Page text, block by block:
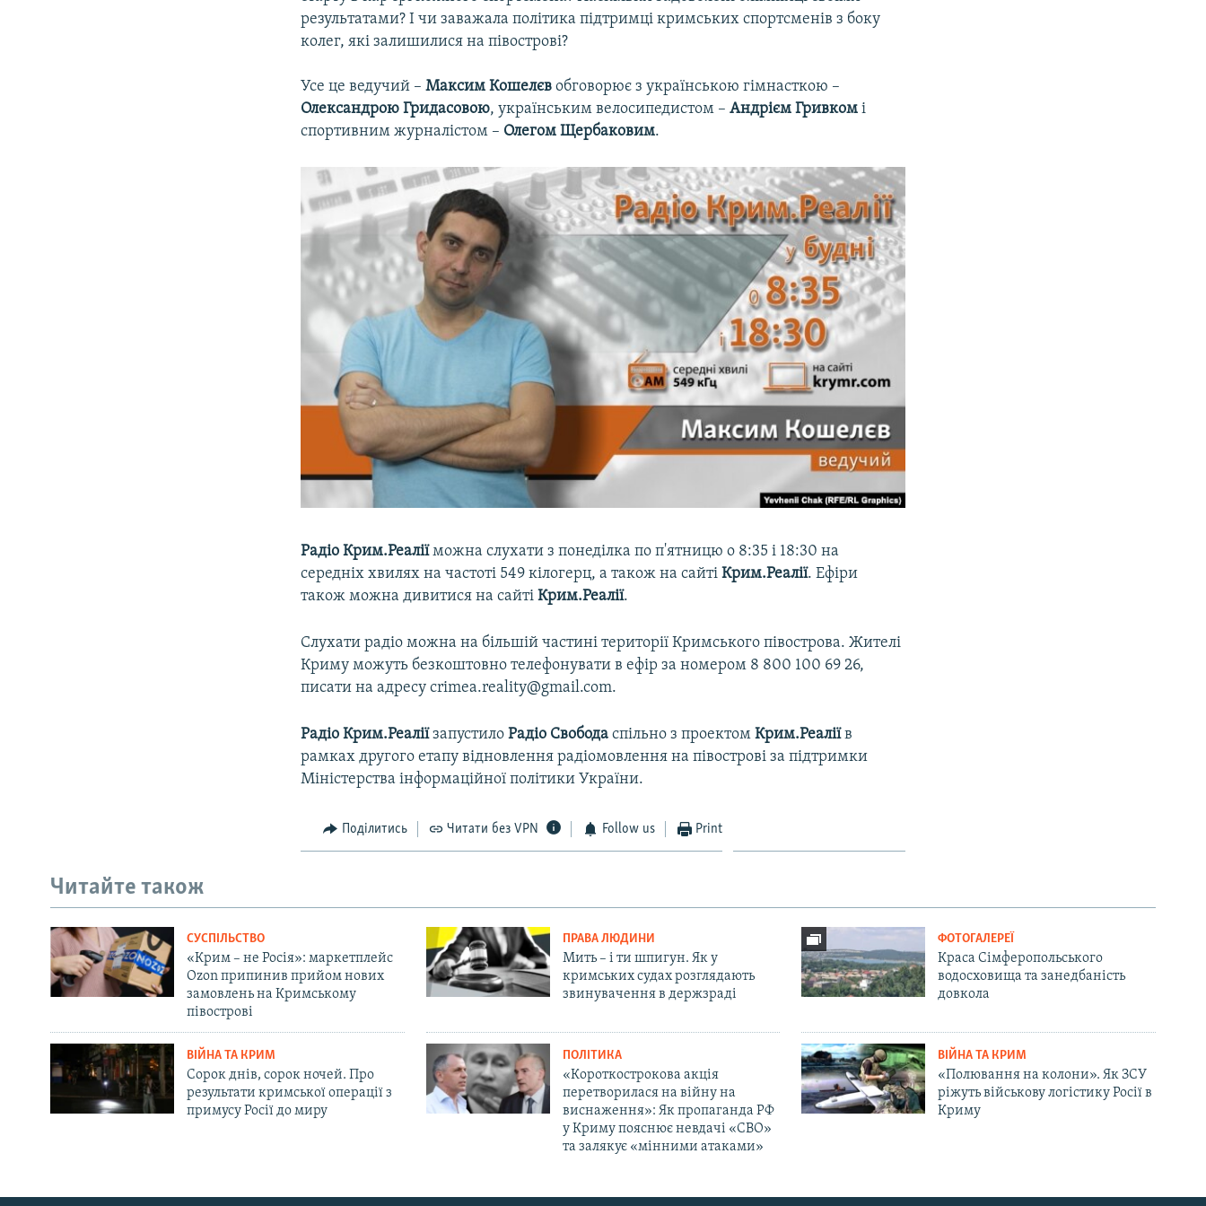
Русский
результатами? І чи заважала політика підтримці кримських спортсменів з боку
колег, які залишилися на півострові?
Усе це ведучий –Максим Кошелєв обговорює з українською гімнасткою –
Олександрою Гридасовою, українським велосипедистом –Андрієм Гривком і
спортивним журналістом – Олегом Щербаковим.
Радіо Крим.Реаліїможна слухати з понеділка по п'ятницю о 8:35 і 18:30 на
середніх хвилях на частоті 549 кілогерц, а також на сайтіКрим.Реалії. Ефіри
також можна дивитися на сайтіКрим.Реалії.
Слухати радіо можна на більшій частині території Кримського півострова. Жителі
Криму можуть безкоштовно телефонувати в ефір за номером 8 800 100 69 26,
писати на адресу crimea.reality@gmail.com.
Радіо Крим.РеаліїзапустилоРадіо Свобода спільно з проектомКрим.Реаліїв
рамках другого етапу відновлення радіомовлення на півострові за підтримки
Міністерства інформаційної політики України.
Поділитись Читати без VPN Follow us Print
Читайте також
СУСПІЛЬСТВО
«Крим – не Росія»: маркетплейс
Ozon припинив прийом нових
замовлень на Кримському
півострові
ПРАВА ЛЮДИНИ
Мить – і ти шпигун. Як у
кримських судах розглядають
звинувачення в держзраді
ФОТОГАЛЕРЕЇ
Краса Сімферопольського
водосховища та занедбаність
довкола
ВІЙНА ТА КРИМ
Сорок днів, сорок ночей. Про
результати кримської операції з
примусу Росії до миру
ПОЛІТИКА
«Короткострокова акція
перетворилася на війну на
виснаження»: Як пропаганда РФ
у Криму пояснює невдачі «СВО»
та залякує «мінними атаками»
ВІЙНА ТА КРИМ
«Полювання на колони». Як ЗСУ
ріжуть військову логістику Росії в
Криму